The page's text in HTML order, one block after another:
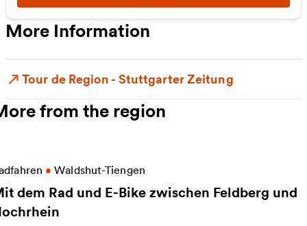
More Information
Tour de Region - Stuttgarter Zeitung
from the region
• Waldshut-Tiengen
dem Rad und E-Bike zwischen Feldberg und
information on Mit dem Rad und E-Bike